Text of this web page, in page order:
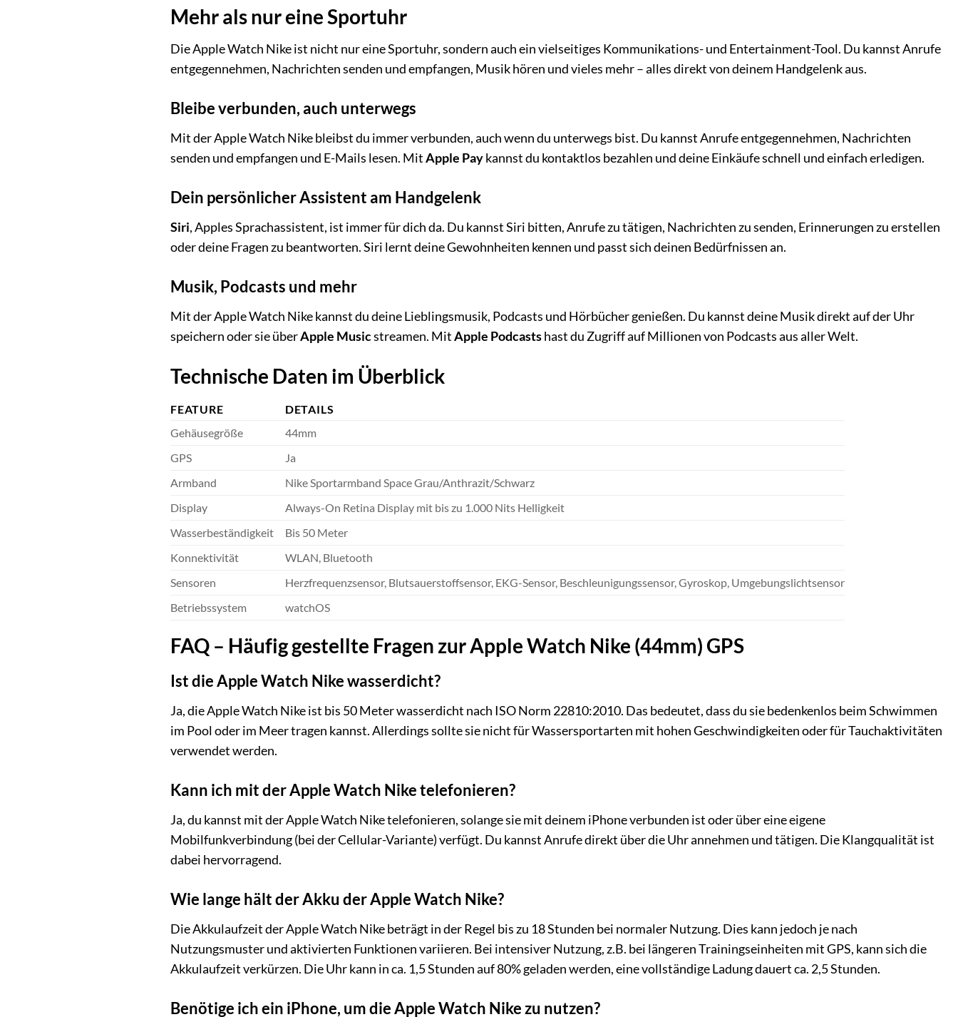
Mehr als nur eine Sportuhr
Die Apple Watch Nike ist nicht nur eine Sportuhr, sondern auch ein vielseitiges Kommunikations- und Entertainment-Tool. Du kannst Anrufe
entgegennehmen, Nachrichten senden und empfangen, Musik hören und vieles mehr – alles direkt von deinem Handgelenk aus.
Bleibe verbunden, auch unterwegs
Mit der Apple Watch Nike bleibst du immer verbunden, auch wenn du unterwegs bist. Du kannst Anrufe entgegennehmen, Nachrichten
senden und empfangen und E-Mails lesen. MitApple Paykannst du kontaktlos bezahlen und deine Einkäufe schnell und einfach erledigen.
Dein persönlicher Assistent am Handgelenk
Siri, Apples Sprachassistent, ist immer für dich da. Du kannst Siri bitten, Anrufe zu tätigen, Nachrichten zu senden, Erinnerungen zu erstellen
oder deine Fragen zu beantworten. Siri lernt deine Gewohnheiten kennen und passt sich deinen Bedürfnissen an.
Musik, Podcasts und mehr
Mit der Apple Watch Nike kannst du deine Lieblingsmusik, Podcasts und Hörbücher genießen. Du kannst deine Musik direkt auf der Uhr
speichern oder sie überApple Musicstreamen. MitApple Podcastshast du Zugriff auf Millionen von Podcasts aus aller Welt.
Technische Daten im Überblick
FEATURE
DETAILS
Gehäusegröße
44mm
GPS
Ja
Armband
Nike Sportarmband Space Grau/Anthrazit/Schwarz
Display
Always-On Retina Display mit bis zu 1.000 Nits Helligkeit
Wasserbeständigkeit
Bis 50 Meter
Konnektivität
WLAN, Bluetooth
Sensoren
Herzfrequenzsensor, Blutsauerstoffsensor, EKG-Sensor, Beschleunigungssensor, Gyroskop, Umgebungslichtsensor
Betriebssystem
watchOS
FAQ – Häufig gestellte Fragen zur Apple Watch Nike (44mm) GPS
Ist die Apple Watch Nike wasserdicht?
Ja, die Apple Watch Nike ist bis 50 Meter wasserdicht nach ISO Norm 22810:2010. Das bedeutet, dass du sie bedenkenlos beim Schwimmen
im Pool oder im Meer tragen kannst. Allerdings sollte sie nicht für Wassersportarten mit hohen Geschwindigkeiten oder für Tauchaktivitäten
verwendet werden.
Kann ich mit der Apple Watch Nike telefonieren?
Ja, du kannst mit der Apple Watch Nike telefonieren, solange sie mit deinem iPhone verbunden ist oder über eine eigene
Mobilfunkverbindung (bei der Cellular-Variante) verfügt. Du kannst Anrufe direkt über die Uhr annehmen und tätigen. Die Klangqualität ist
dabei hervorragend.
Wie lange hält der Akku der Apple Watch Nike?
Die Akkulaufzeit der Apple Watch Nike beträgt in der Regel bis zu 18 Stunden bei normaler Nutzung. Dies kann jedoch je nach
Nutzungsmuster und aktivierten Funktionen variieren. Bei intensiver Nutzung, z.B. bei längeren Trainingseinheiten mit GPS, kann sich die
Akkulaufzeit verkürzen. Die Uhr kann in ca. 1,5 Stunden auf 80% geladen werden, eine vollständige Ladung dauert ca. 2,5 Stunden.
Benötige ich ein iPhone, um die Apple Watch Nike zu nutzen?